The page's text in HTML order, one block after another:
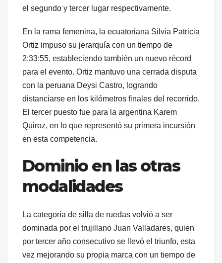
el segundo y tercer lugar respectivamente.
En la rama femenina, la ecuatoriana Silvia Patricia
Ortiz impuso su jerarquía con un tiempo de
2:33:55, estableciendo también un nuevo récord
para el evento. Ortiz mantuvo una cerrada disputa
con la peruana Deysi Castro, logrando
distanciarse en los kilómetros finales del recorrido.
El tercer puesto fue para la argentina Karem
Quiroz, en lo que representó su primera incursión
en esta competencia.
Dominio en las otras
modalidades
La categoría de silla de ruedas volvió a ser
dominada por el trujillano Juan Valladares, quien
por tercer año consecutivo se llevó el triunfo, esta
vez mejorando su propia marca con un tiempo de